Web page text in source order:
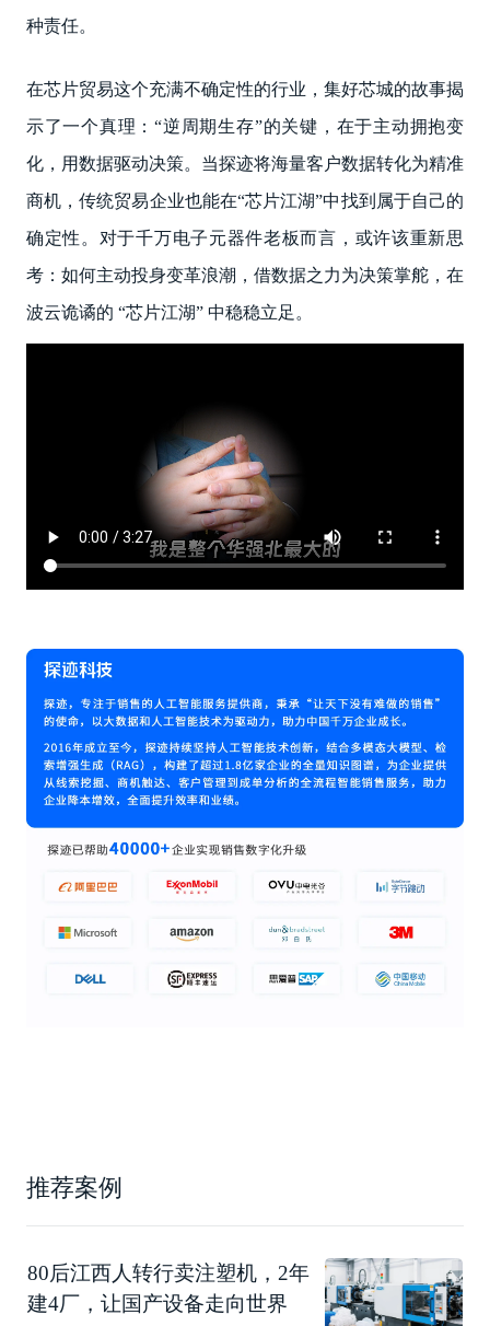
种责任。
在芯片贸易这个充满不确定性的行业，集好芯城的故事揭
示了一个真理：“逆周期生存”的关键，在于主动拥抱变
化，用数据驱动决策。当探迹将海量客户数据转化为精准
商机，传统贸易企业也能在“芯片江湖”中找到属于自己的
确定性。对于千万电子元器件老板而言，或许该重新思
考：如何主动投身变革浪潮，借数据之力为决策掌舵，在
波云诡谲的 “芯片江湖” 中稳稳立足。
推荐案例
80后江西人转行卖注塑机，2年
建4厂，让国产设备走向世界